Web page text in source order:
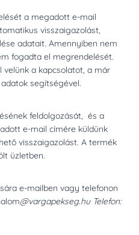
a megadott e-mail
visszaigazolást,
adatait. Amennyiben nem
fogadta el megrendelését.
a kapcsolatot, a már
segítségével.
feldolgozását, és a
e-mail címére küldünk
visszaigazolást. A termék
üzletben.
e-mailben vagy telefonon
@vargapekseg.hu Telefon: